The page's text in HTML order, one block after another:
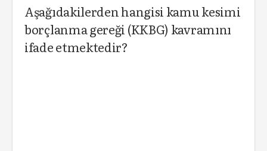
Aşağıdakilerden hangisi kamu kesimi
borçlanma gereği (KKBG) kavramını
ifade etmektedir?